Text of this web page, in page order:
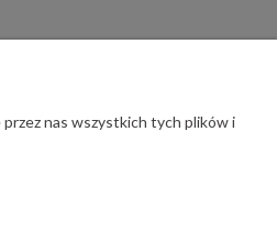
nas wszystkich tych plików i